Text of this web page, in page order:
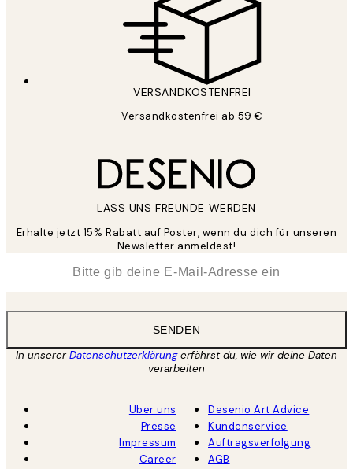
VERSANDKOSTENFREI
Versandkostenfrei ab 59 €
LASS UNS FREUNDE WERDEN
Erhalte jetzt 15% Rabatt auf Poster, wenn du dich für unseren
Newsletter anmeldest!
SENDEN
In unsererDatenschutzerklärungerfährst du, wie wir deine Daten
verarbeiten
Über uns
Presse
Impressum
Career
Desenio Art Advice
Kundenservice
Auftragsverfolgung
AGB